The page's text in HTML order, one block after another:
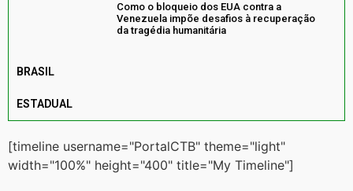
Como o bloqueio dos EUA contra a
Venezuela impõe desafios à recuperação
da tragédia humanitária
BRASIL
ESTADUAL
[timeline username="PortalCTB" theme="light"
width="100%" height="400" title="My Timeline"]